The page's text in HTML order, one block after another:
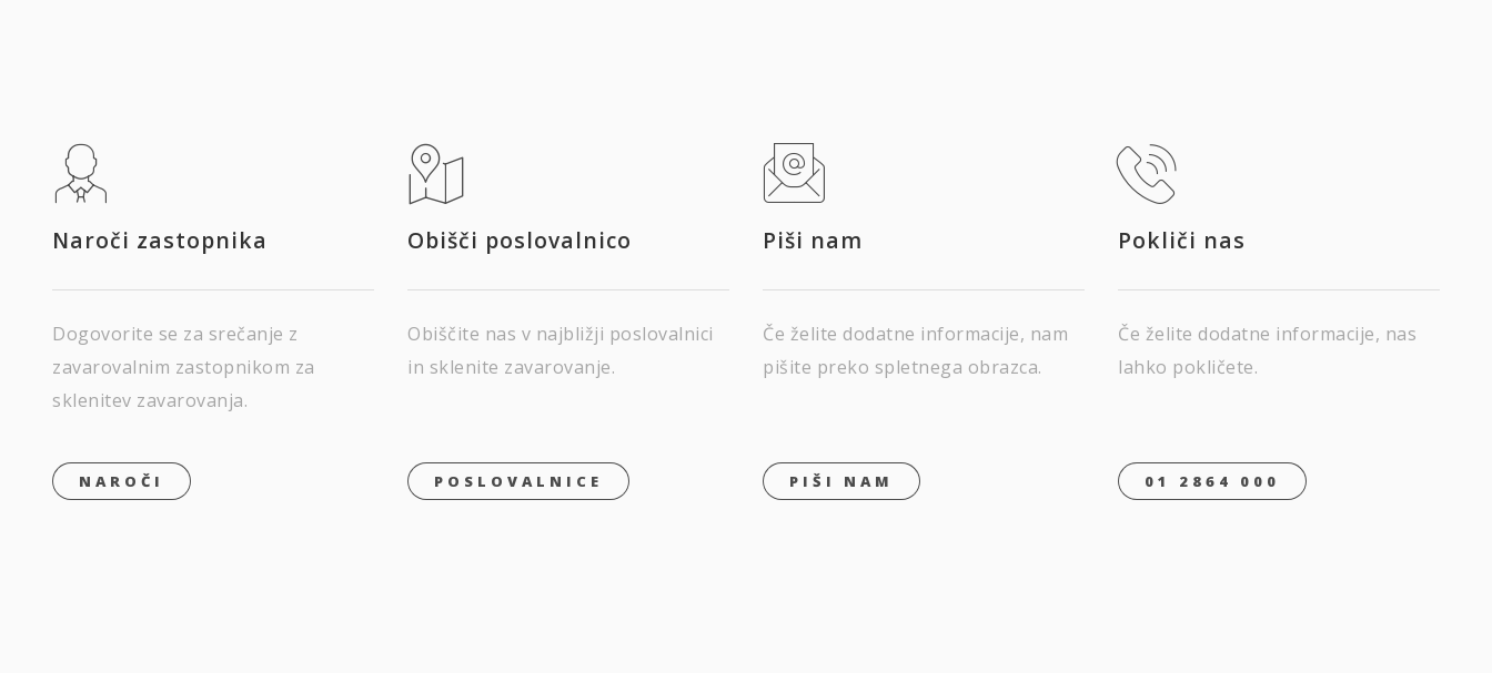
Naroči zastopnika
Dogovorite se za srečanje z
zavarovalnim zastopnikom za
sklenitev zavarovanja.
NAROČI
Obišči poslovalnico
Obiščite nas v najbližji poslovalnici
in sklenite zavarovanje.
POSLOVALNICE
Piši nam
Če želite dodatne informacije, nam
pišite preko spletnega obrazca.
PIŠI NAM
Pokliči nas
Če želite dodatne informacije, nas
lahko pokličete.
01 2864 000